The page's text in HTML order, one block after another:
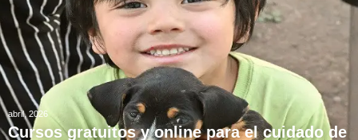
abril, 2026
Cursos gratuitos y online para el cuidado de